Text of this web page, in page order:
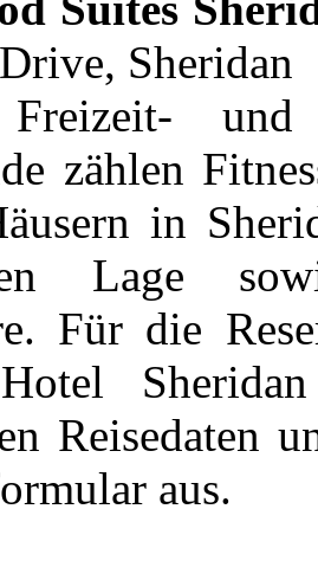
Sheridan
und
zählen
in
Lage
Für die
Hotel
Reisedaten
aus.